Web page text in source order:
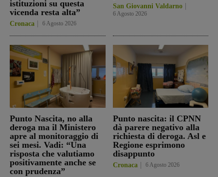
istituzioni su questa
vicenda resta alta”
Cronaca 6 Agosto 2026
San Giovanni Valdarno
6 Agosto 2026
Punto Nascita, no alla
deroga ma il Ministero
apre al monitoraggio di
sei mesi. Vadi: “Una
risposta che valutiamo
positivamente anche se
con prudenza”
Punto nascita: il CPNN
dà parere negativo alla
richiesta di deroga. Asl e
Regione esprimono
disappunto
Cronaca 6 Agosto 2026